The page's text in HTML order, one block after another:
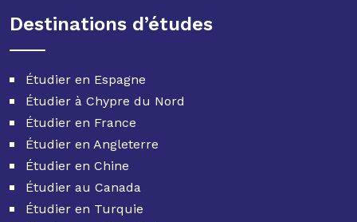
Destinations d’études
Étudier en Espagne
Étudier à Chypre du Nord
Étudier en France
Étudier en Angleterre
Étudier en Chine
Étudier au Canada
Étudier en Turquie